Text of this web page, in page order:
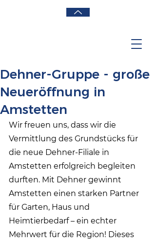
Dehner-Gruppe - große
Neueröffnung in
Amstetten
Wir freuen uns, dass wir die
Vermittlung des Grundstücks für
die neue Dehner-Filiale in
Amstetten erfolgreich begleiten
durften. Mit Dehner gewinnt
Amstetten einen starken Partner
für Garten, Haus und
Heimtierbedarf – ein echter
Mehrwert für die Region! Dieses